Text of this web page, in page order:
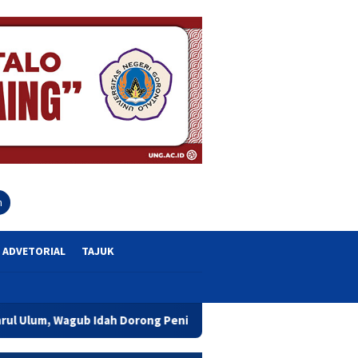
ADVETORIAL TAJUK
Peningkatan Mutu Pendidikan dan Karakter Siswa